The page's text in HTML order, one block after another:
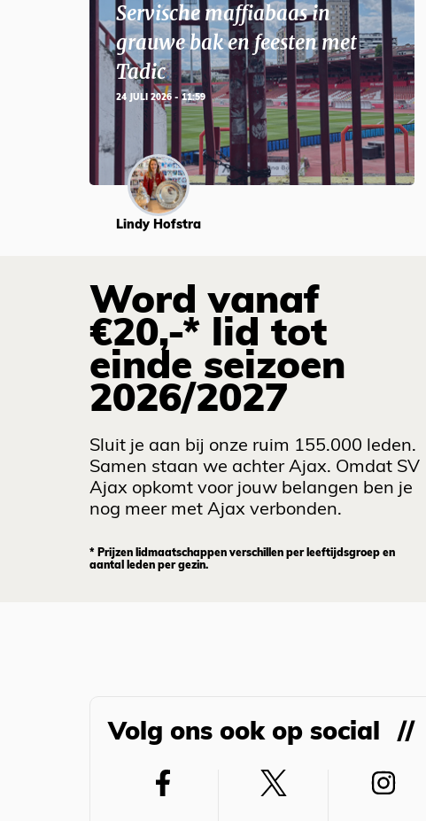
Servische maffiabaas in
grauwe bak en feesten met
Tadic
24 JULI 2026 - 11:59
Lindy Hofstra
Word vanaf
€20,-* lid tot
einde seizoen
2026/2027
Sluit je aan bij onze ruim 155.000 leden.
Samen staan we achter Ajax. Omdat SV
Ajax opkomt voor jouw belangen ben je
nog meer met Ajax verbonden.
* Prijzen lidmaatschappen verschillen per leeftijdsgroep en
aantal leden per gezin.
Volg ons ook op social